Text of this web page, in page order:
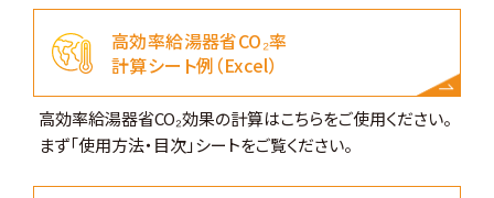
高効率給湯器省CO₂率
計算シート例（Excel）
高効率給湯器省CO₂効果の計算はこちらをご使用ください。
まず「使用方法・目次」シートをご覧ください。